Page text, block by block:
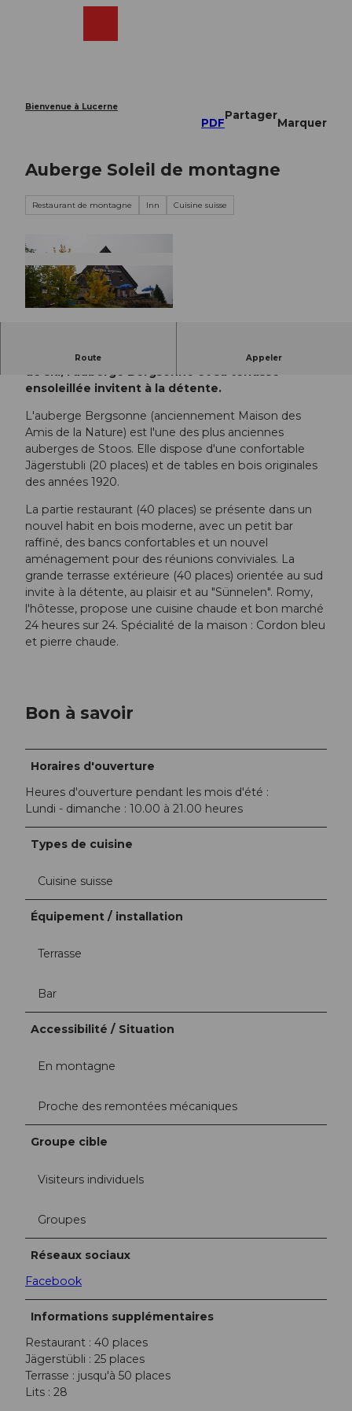
Bienvenue à Lucerne
PDF
Partager
Marquer
Auberge Soleil de montagne
Restaurant de montagne Inn Cuisine suisse
Route Appeler
À proximité du Stoos-Seeli et non loin des pistes
de ski, l'auberge Bergsonne et sa terrasse
ensoleillée invitent à la détente.
L'auberge Bergsonne (anciennement Maison des
Amis de la Nature) est l'une des plus anciennes
auberges de Stoos. Elle dispose d'une confortable
Jägerstubli (20 places) et de tables en bois originales
des années 1920.
La partie restaurant (40 places) se présente dans un
nouvel habit en bois moderne, avec un petit bar
raffiné, des bancs confortables et un nouvel
aménagement pour des réunions conviviales. La
grande terrasse extérieure (40 places) orientée au sud
invite à la détente, au plaisir et au "Sünnelen". Romy,
l'hôtesse, propose une cuisine chaude et bon marché
24 heures sur 24. Spécialité de la maison : Cordon bleu
et pierre chaude.
Bon à savoir
Horaires d'ouverture
Heures d'ouverture pendant les mois d'été :
Lundi - dimanche : 10.00 à 21.00 heures
Types de cuisine
Cuisine suisse
Équipement / installation
Terrasse
Bar
Accessibilité / Situation
En montagne
Proche des remontées mécaniques
Groupe cible
Visiteurs individuels
Groupes
Réseaux sociaux
Facebook
Informations supplémentaires
Restaurant : 40 places
Jägerstübli : 25 places
Terrasse : jusqu'à 50 places
Lits : 28